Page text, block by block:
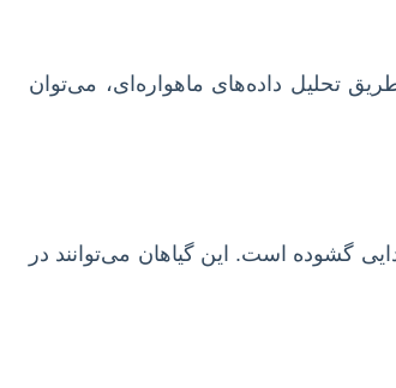
تحلیل داده‌های ماهواره‌ای، می‌توان
گشوده است. این گیاهان می‌توانند در